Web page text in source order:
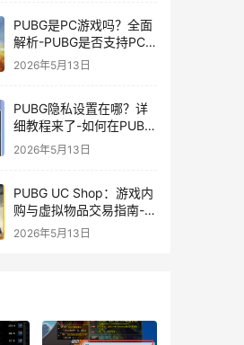
PUBG是PC游戏吗？全面
解析-PUBG是否支持PC
平台及游戏玩法介绍
2026年5月13日
PUBG隐私设置在哪？详
细教程来了-如何在PUBG
中设置隐私选项保护个人
2026年5月13日
PUBG UC Shop：游戏内
购与虚拟物品交易指南-
PUBG UC Shop如何购买
2026年5月13日